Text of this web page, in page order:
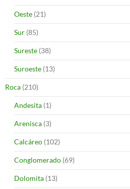
Oeste (21)
Sur (85)
Sureste (38)
Suroeste (13)
Roca (210)
Andesita (1)
Arenisca (3)
Calcáreo (102)
Conglomerado (69)
Dolomita (13)